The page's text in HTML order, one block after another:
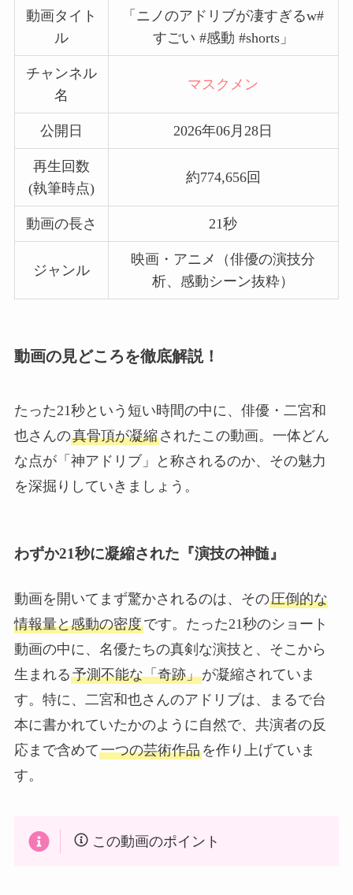
動画タイト
ル
「ニノのアドリブが凄すぎるw#
すごい #感動 #shorts」
チャンネル
名
マスクメン
公開日 2026年06月28日
再生回数
(執筆時点)
約774,656回
動画の長さ 21秒
ジャンル
映画・アニメ（俳優の演技分
析、感動シーン抜粋）
動画の見どころを徹底解説！
たった21秒という短い時間の中に、俳優・二宮和
也さんの真骨頂が凝縮されたこの動画。一体どん
な点が「神アドリブ」と称されるのか、その魅力
を深掘りしていきましょう。
わずか21秒に凝縮された『演技の神髄』
動画を開いてまず驚かされるのは、その圧倒的な
情報量と感動の密度です。たった21秒のショート
動画の中に、名優たちの真剣な演技と、そこから
生まれる予測不能な「奇跡」が凝縮されていま
す。特に、二宮和也さんのアドリブは、まるで台
本に書かれていたかのように自然で、共演者の反
応まで含めて一つの芸術作品を作り上げていま
す。
この動画のポイント